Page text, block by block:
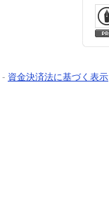
- 資金決済法に基づく表示